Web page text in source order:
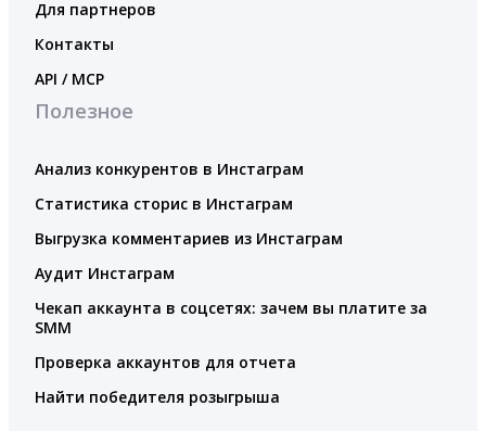
Для партнеров
Контакты
API / MCP
Полезное
Анализ конкурентов в Инстаграм
Статистика сторис в Инстаграм
Выгрузка комментариев из Инстаграм
Аудит Инстаграм
Чекап аккаунта в соцсетях: зачем вы платите за
SMM
Проверка аккаунтов для отчета
Найти победителя розыгрыша